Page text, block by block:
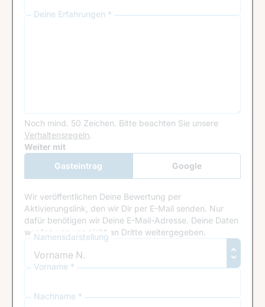
Deine Erfahrungen *
Noch mind. 50 Zeichen. Bitte beachten Sie unsere
Verhaltensregeln.
Google Recaptcha
Weiter mit
Gasteintrag
Google
Anmeldung
Wir veröffentlichen Deine Bewertung per
Aktivierungslink, den wir Dir per E-Mail senden. Nur
dafür benötigen wir Deine E-Mail-Adresse. Deine Daten
werden von uns nicht an Dritte weitergegeben.
Namensdarstellung
Vorname *
Nachname *